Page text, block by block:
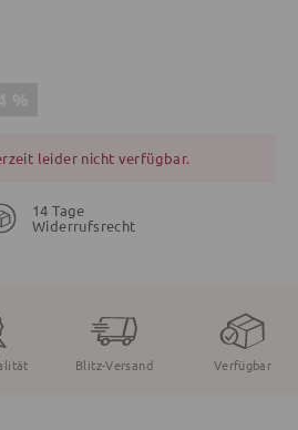
leider nicht verfügbar.
14 Tage
Widerrufsrecht
Blitz-Versand Verfügbar